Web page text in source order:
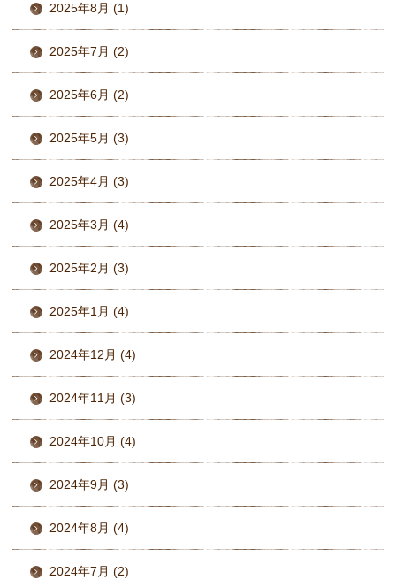
2025年8月 (1)
2025年7月 (2)
2025年6月 (2)
2025年5月 (3)
2025年4月 (3)
2025年3月 (4)
2025年2月 (3)
2025年1月 (4)
2024年12月 (4)
2024年11月 (3)
2024年10月 (4)
2024年9月 (3)
2024年8月 (4)
2024年7月 (2)